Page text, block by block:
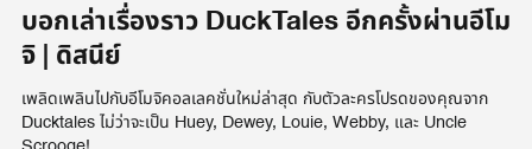
บอกเล่าเรื่องราว DuckTales อีกครั้งผ่านอีโม
จิ | ดิสนีย์
เพลิดเพลินไปกับอีโมจิคอลเลคชั่นใหม่ล่าสุด กับตัวละครโปรดของคุณจาก
Ducktales ไม่ว่าจะเป็น Huey, Dewey, Louie, Webby, และ Uncle